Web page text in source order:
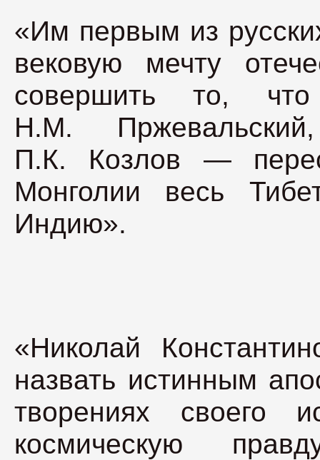
«Им первым из
вековую мечту
совершить то,
Н.М.
П.К. Козлов —
Монголии весь
Индию».
«Николай
назвать истинным
творениях своего
космическую